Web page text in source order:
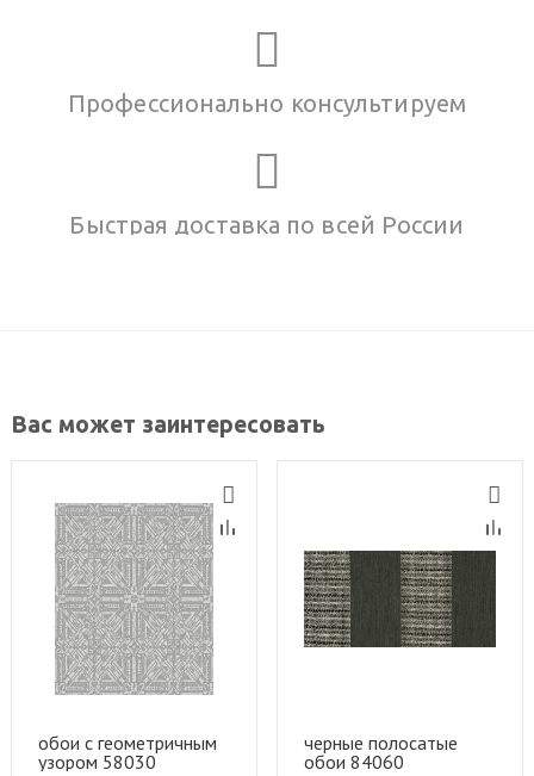
Профессионально консультируем
Быстрая доставка по всей России
Вас может заинтересовать
обои с геометричным
узором 58030
черные полосатые
обои 84060